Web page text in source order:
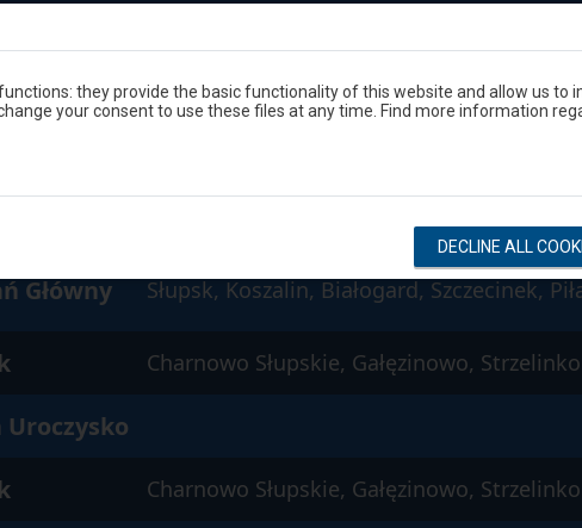
Główny Słupsk, Koszalin, Białogard, Szczecinek,
Charnowo Słupskie, Gałęzinowo, Strzelinko
Uroczysko
Charnowo Słupskie, Gałęzinowo, Strzelinko
they provide the basic functionality of this website and allow us to
your consent to use these files at any time. Find more information
DECLINE ALL